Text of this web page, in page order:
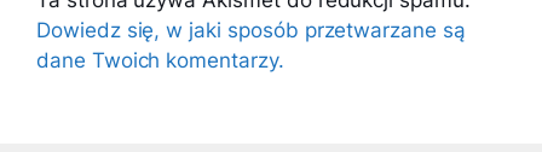
Dowiedz się, w jaki sposób przetwarzane są
dane Twoich komentarzy.